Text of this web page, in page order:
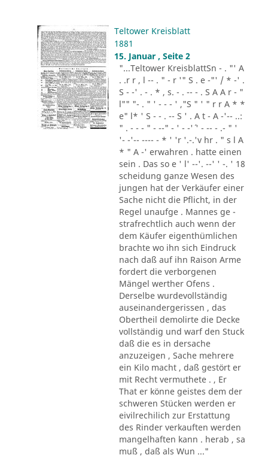
Teltower Kreisblatt
1881
15. Januar , Seite 2
"...Teltower KreisblattSn - . "' A
. .r r , l -- . " - r '" S . e -"' / * -' .
S - -' . - . * , s. - . -- - . S A A r - "
l"" "- . " ' - - - ' ,"S " ' " r r A * *
e" l* ' S - - . -- S ' . A t - A -'-- ..:
" . - - - " - --" - ' - -'´ ' - -- - .- " '
'- -'-- ---- - * ' 'r '.-.'v hr . " s l A
* " A -' erwahren . hatte einen
sein . Das so e ' l' --'. --' ' -. ' 18
scheidung ganze Wesen des
jungen hat der Verkäufer einer
Sache nicht die Pflicht, in der
Regel unaufge . Mannes ge -
strafrechtlich auch wenn der
dem Käufer eigenthümlichen
brachte wo ihn sich Eindruck
nach daß auf ihn Raison Arme
fordert die verborgenen
Mängel werther Ofens .
Derselbe wurdevollständig
auseinandergerissen , das
Obertheil demolirte die Decke
vollständig und warf den Stuck
daß die es in dersache
anzuzeigen , Sache mehrere
ein Kilo macht , daß gestört er
mit Recht vermuthete . , Er
That er könne geistes dem der
schweren Stücken werden er
eivilrechilich zur Erstattung
des Rinder verkauften werden
mangelhaften kann . herab , sa
muß , daß als Wun ..."